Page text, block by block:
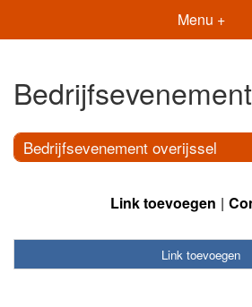
Menu +
Bedrijfsevenement overijssel
Link toevoegen
Link toevoegen